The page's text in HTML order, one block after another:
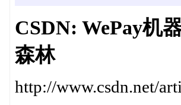
CSDN: WePay机
森林
http://www.csdn.net/